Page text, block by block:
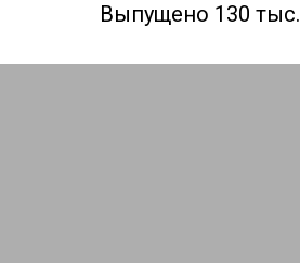
Выпущено 130